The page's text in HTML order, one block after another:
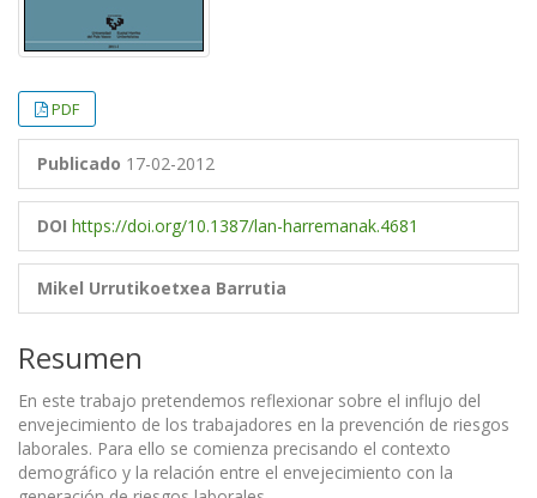
PDF
Publicado 17-02-2012
DOI https://doi.org/10.1387/lan-harremanak.4681
Mikel Urrutikoetxea Barrutia
Resumen
En este trabajo pretendemos reflexionar sobre el influjo del
envejecimiento de los trabajadores en la prevención de riesgos
laborales. Para ello se comienza precisando el contexto
demográfico y la relación entre el envejecimiento con la